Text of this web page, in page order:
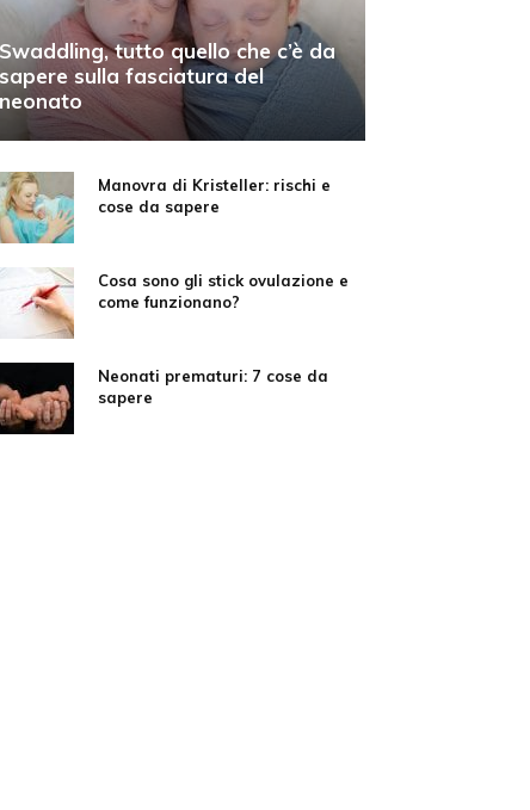
Swaddling, tutto quello che c’è da
sapere sulla fasciatura del
neonato
Manovra di Kristeller: rischi e
cose da sapere
Cosa sono gli stick ovulazione e
come funzionano?
Neonati prematuri: 7 cose da
sapere